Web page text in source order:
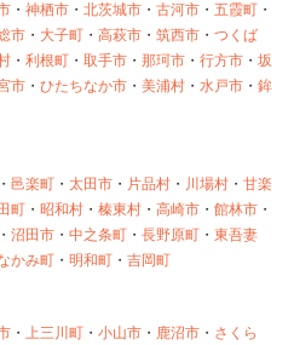
・ 神栖市 ・ 北茨城市 ・ 古河市 ・ 五霞町 ・
市 ・ 大子町 ・ 高萩市 ・ 筑西市 ・ つくば
・ 利根町 ・ 取手市 ・ 那珂市 ・ 行方市 ・ 坂
市 ・ ひたちなか市 ・ 美浦村 ・ 水戸市 ・ 鉾
・ 邑楽町 ・ 太田市 ・ 片品村 ・ 川場村 ・ 甘楽
町 ・ 昭和村 ・ 榛東村 ・ 高崎市 ・ 館林市 ・
・ 沼田市 ・ 中之条町 ・ 長野原町 ・ 東吾妻
かみ町 ・ 明和町 ・ 吉岡町
・ 上三川町 ・ 小山市 ・ 鹿沼市 ・ さくら